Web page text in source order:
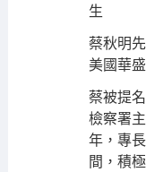
生
蔡秋明
美國華
蔡被提
檢察署
年，專
間，積